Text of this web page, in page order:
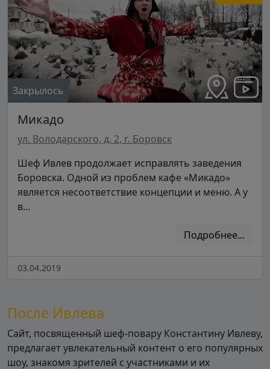
Закрылось
Микадо
ул. Володарского, д. 2, г. Боровск
Шеф Ивлев продолжает исправлять заведения
Боровска. Одной из проблем кафе «Микадо»
является несоответствие концепции и меню. А у
в...
Подробнее...
03.04.2019
После Ивлева
Сайт, посвященный шеф-повару Константину Ивлеву,
предлагает увлекательный контент о его популярных
шоу, знакомя зрителей с участниками и их